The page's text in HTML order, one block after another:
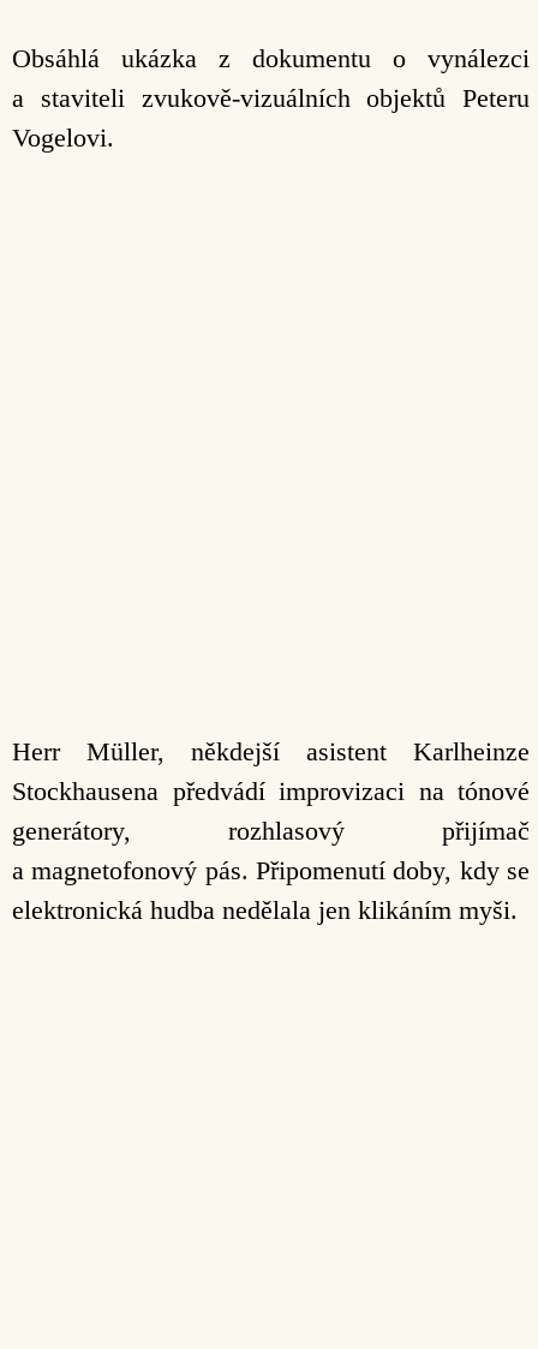
Obsáhlá ukázka z dokumentu o vynálezci
a staviteli zvukově-vizuálních objektů Peteru
Vogelovi.
Herr Müller, někdejší asistent Karlheinze
Stockhausena předvádí improvizaci na tónové
generátory, rozhlasový přijímač
a magnetofonový pás. Připomenutí doby, kdy se
elektronická hudba nedělala jen klikáním myši.